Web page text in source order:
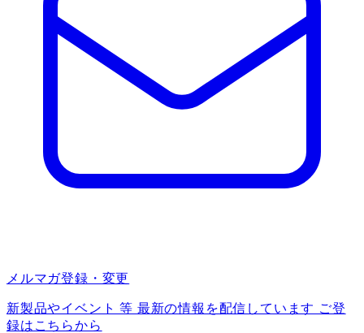
メルマガ登録・変更
新製品やイベント 等 最新の情報を配信しています ご登
録はこちらから